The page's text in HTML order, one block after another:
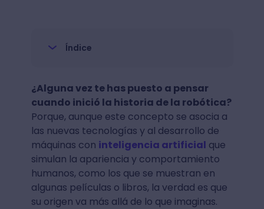
Índice
¿Alguna vez te has puesto a pensar
cuando inició la historia de la robótica?
Porque, aunque este concepto se asocia a
las nuevas tecnologías y al desarrollo de
máquinas con inteligencia artificial que
simulan la apariencia y comportamiento
humanos, como los que se muestran en
algunas películas o libros, la verdad es que
su origen va más allá de lo que imaginas.